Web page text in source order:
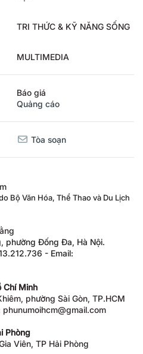
TRI THỨC & KỸ NĂNG SỐNG
MULTIMEDIA
Báo giá
Quảng cáo
Tòa soạn
Bộ Văn Hóa, Thể Thao và Du Lịch
phường Đống Đa, Hà Nội.
- Email:
Chí Minh
phường Sài Gòn, TP.HCM
Phòng
Viên, TP Hải Phòng